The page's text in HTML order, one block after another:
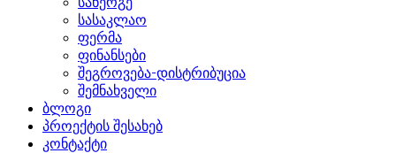
სასაკლაო
ფერმა
ფინანსები
შეგროვება-დისტრიბუცია
შემნახველი
ბლოგი
პროექტის შესახებ
კონტაქტი